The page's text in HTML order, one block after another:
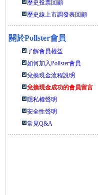
歷史投票回顧
歷史線上市調發表回顧
關於Pollster會員
了解會員權益
如何加入Pollster會員
兌換現金流程說明
兌換現金成功的會員留言
隱私權聲明
安全性聲明
常見Q&A